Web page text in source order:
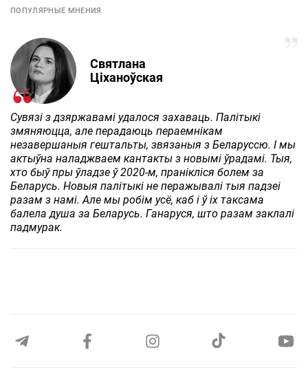
ПОПУЛЯРНЫЕ МНЕНИЯ
Святлана
Ціханоўская
Сувязі з дзяржавамі удалося захаваць. Палітыкі
змяняюцца, але перадаюць пераемнікам
незавершаныя гештальты, звязаныя з Беларуссю. І мы
актыўна наладжваем кантакты з новымі ўрадамі. Тыя,
хто быў пры ўладзе ў 2020-м, пранікліся болем за
Беларусь. Новыя палітыкі не перажывалі тыя падзеі
разам з намі. Але мы робім усё, каб і ў іх таксама
балела душа за Беларусь. Ганаруся, што разам заклалі
падмурак.